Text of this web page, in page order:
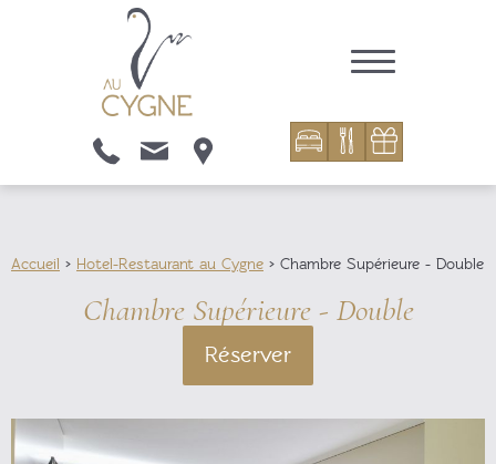
Accueil > Hotel-Restaurant au Cygne > Chambre Supérieure - Double
Chambre Supérieure - Double
Réserver